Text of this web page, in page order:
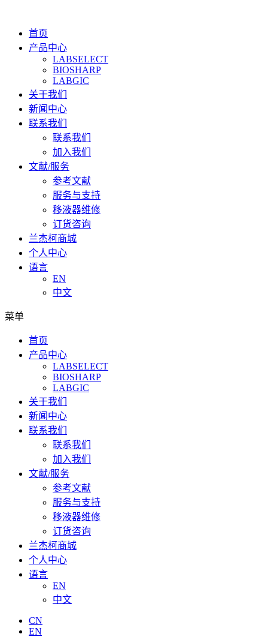
首页
产品中心
LABSELECT
BIOSHARP
LABGIC
关于我们
新闻中心
联系我们
联系我们
加入我们
文献/服务
参考文献
服务与支持
移液器维修
订货咨询
兰杰柯商城
个人中心
语言
EN
中文
菜单
首页
产品中心
LABSELECT
BIOSHARP
LABGIC
关于我们
新闻中心
联系我们
联系我们
加入我们
文献/服务
参考文献
服务与支持
移液器维修
订货咨询
兰杰柯商城
个人中心
语言
EN
中文
CN
EN